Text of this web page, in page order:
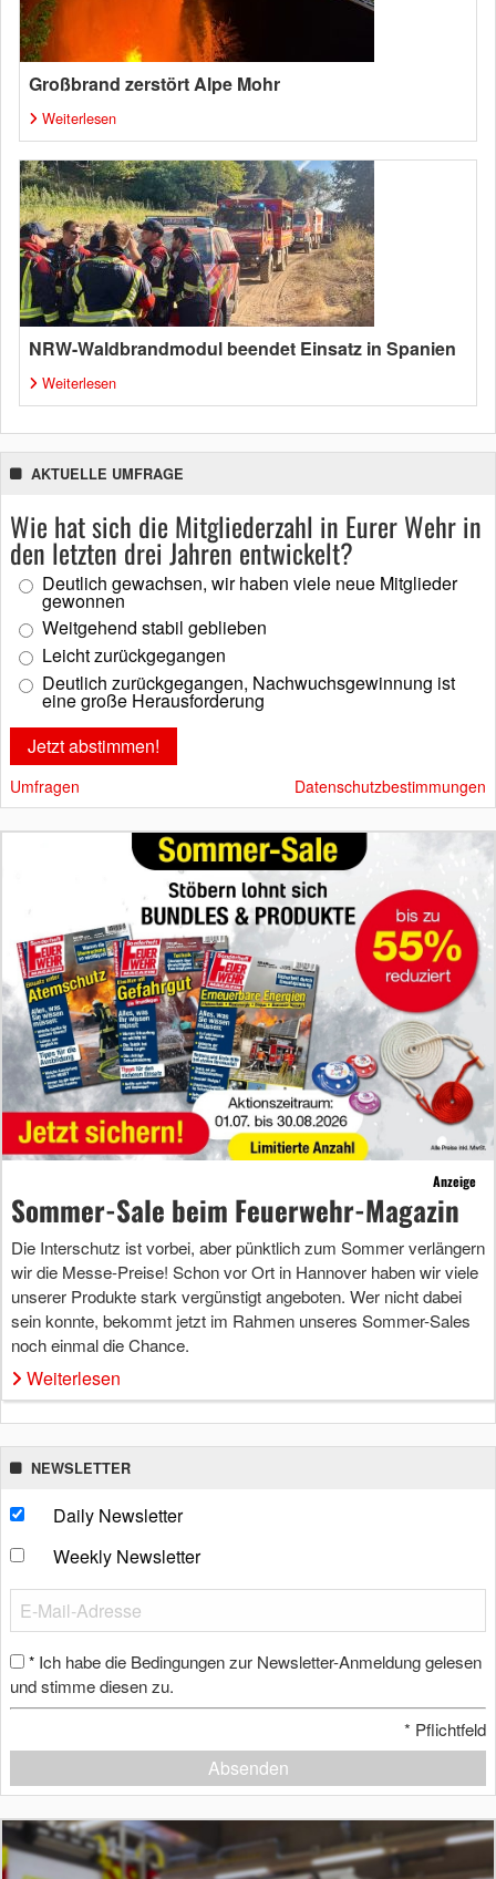
Großbrand zerstört Alpe Mohr
Weiterlesen
NRW-Waldbrandmodul beendet Einsatz in Spanien
Weiterlesen
AKTUELLE UMFRAGE
Wie hat sich die Mitgliederzahl in Eurer Wehr in
den letzten drei Jahren entwickelt?
Deutlich gewachsen, wir haben viele neue Mitglieder
gewonnen
Weitgehend stabil geblieben
Leicht zurückgegangen
Deutlich zurückgegangen, Nachwuchsgewinnung ist
eine große Herausforderung
Umfragen Datenschutzbestimmungen
Anzeige
Sommer-Sale beim Feuerwehr-Magazin
Die Interschutz ist vorbei, aber pünktlich zum Sommer verlängern
wir die Messe-Preise! Schon vor Ort in Hannover haben wir viele
unserer Produkte stark vergünstigt angeboten. Wer nicht dabei
sein konnte, bekommt jetzt im Rahmen unseres Sommer-Sales
noch einmal die Chance.
Weiterlesen
NEWSLETTER
Daily Newsletter
Weekly Newsletter
* Ich habe die Bedingungen zur Newsletter-Anmeldung gelesen
und stimme diesen zu.
* Pflichtfeld
Absenden